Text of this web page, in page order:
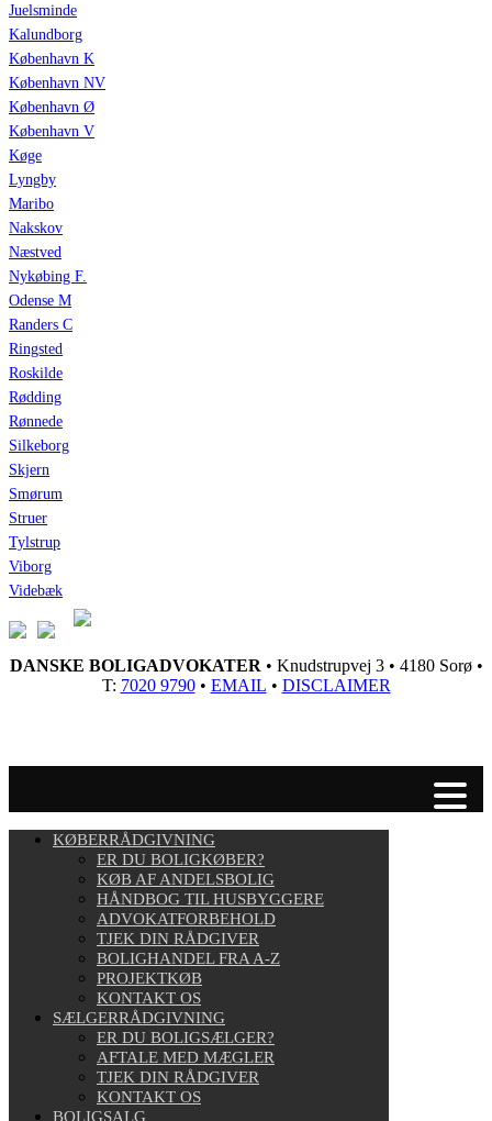
Juelsminde
Kalundborg
København K
København NV
København Ø
København V
Køge
Lyngby
Maribo
Nakskov
Næstved
Nykøbing F.
Odense M
Randers C
Ringsted
Roskilde
Rødding
Rønnede
Silkeborg
Skjern
Smørum
Struer
Tylstrup
Viborg
Videbæk
DANSKE BOLIGADVOKATER • Knudstrupvej 3 • 4180 Sorø •
T: 7020 9790• EMAIL • DISCLAIMER
KØBERRÅDGIVNING
ER DU BOLIGKØBER?
KØB AF ANDELSBOLIG
HÅNDBOG TIL HUSBYGGERE
ADVOKATFORBEHOLD
TJEK DIN RÅDGIVER
BOLIGHANDEL FRA A-Z
PROJEKTKØB
KONTAKT OS
SÆLGERRÅDGIVNING
ER DU BOLIGSÆLGER?
AFTALE MED MÆGLER
TJEK DIN RÅDGIVER
KONTAKT OS
BOLIGSALG